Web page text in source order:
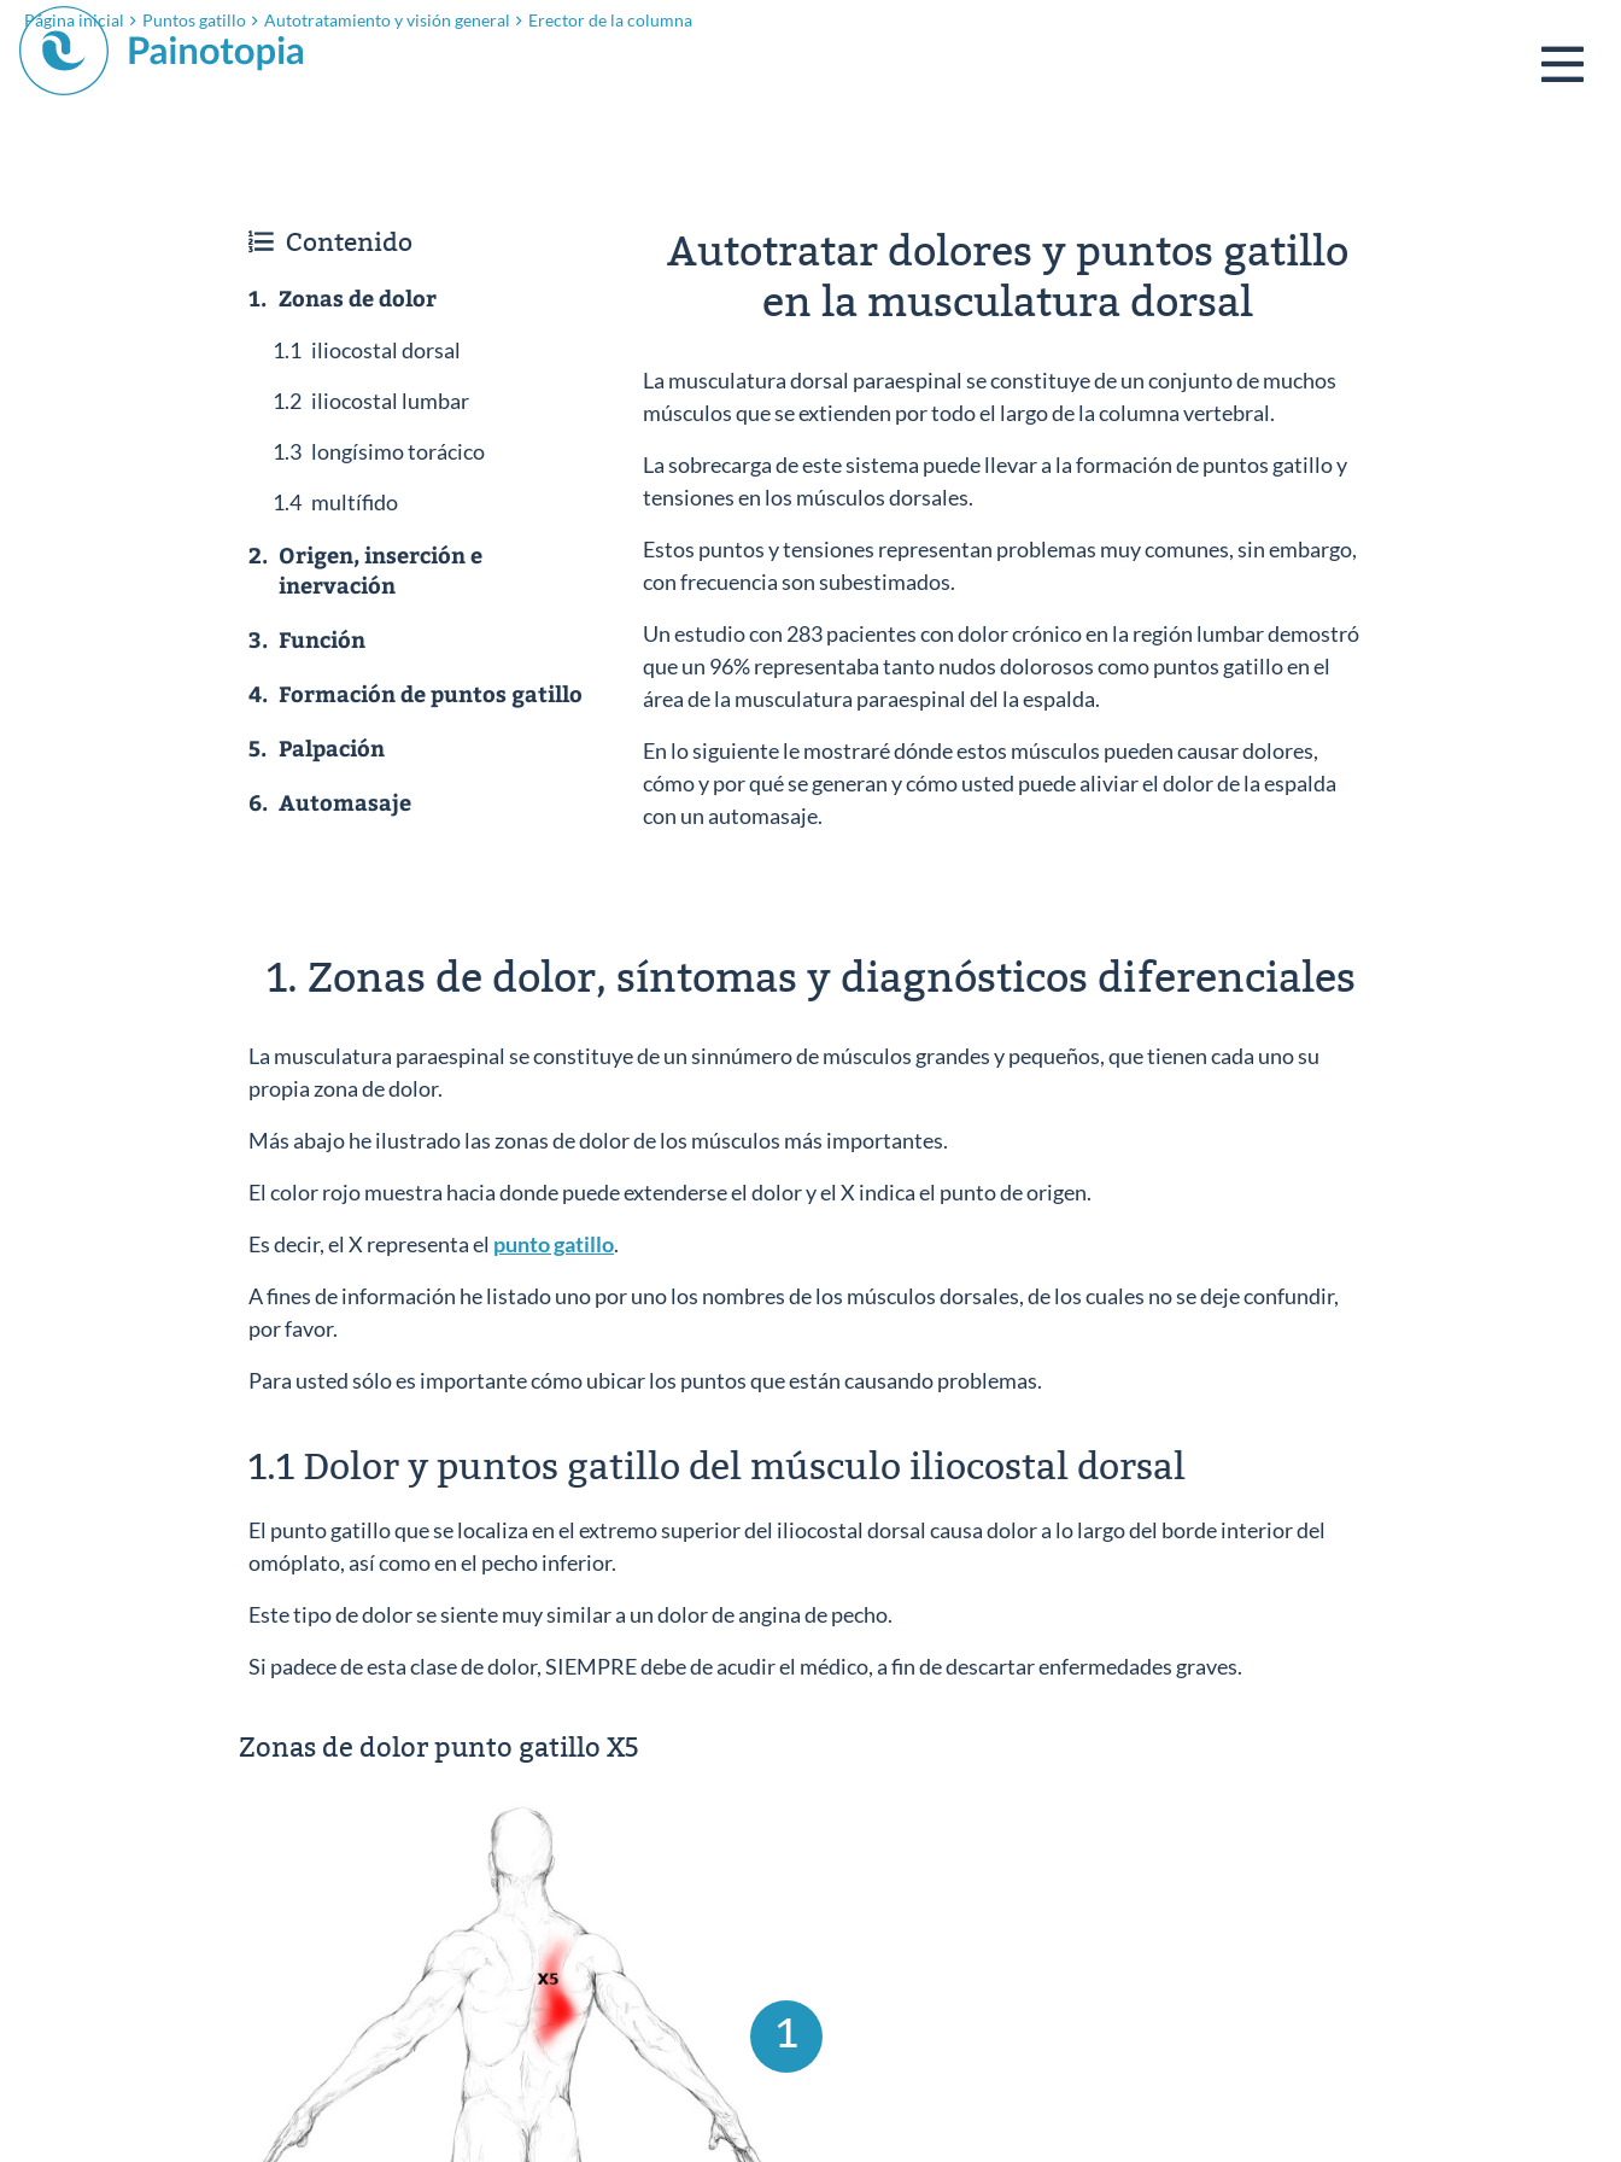
Página inicial Puntos gatillo Autotratamiento y visión general Erector de la columna
Contenido
1. Zonas de dolor
1.1 iliocostal dorsal
1.2 iliocostal lumbar
1.3 longísimo torácico
1.4 multífido
2. Origen, inserción e
inervación
3. Función
4. Formación de puntos gatillo
5. Palpación
6. Automasaje
Autotratar dolores y puntos gatillo
en la musculatura dorsal
La musculatura dorsal paraespinal se constituye de un conjunto de muchos
músculos que se extienden por todo el largo de la columna vertebral.
La sobrecarga de este sistema puede llevar a la formación de puntos gatillo y
tensiones en los músculos dorsales.
Estos puntos y tensiones representan problemas muy comunes, sin embargo,
con frecuencia son subestimados.
Un estudio con 283 pacientes con dolor crónico en la región lumbar demostró
que un 96% representaba tanto nudos dolorosos como puntos gatillo en el
área de la musculatura paraespinal del la espalda.
En lo siguiente le mostraré dónde estos músculos pueden causar dolores,
cómo y por qué se generan y cómo usted puede aliviar el dolor de la espalda
con un automasaje.
1. Zonas de dolor, síntomas y diagnósticos diferenciales
La musculatura paraespinal se constituye de un sinnúmero de músculos grandes y pequeños, que tienen cada uno su
propia zona de dolor.
Más abajo he ilustrado las zonas de dolor de los músculos más importantes.
El color rojo muestra hacia donde puede extenderse el dolor y el X indica el punto de origen.
Es decir, el X representa el punto gatillo.
A fines de información he listado uno por uno los nombres de los músculos dorsales, de los cuales no se deje confundir,
por favor.
Para usted sólo es importante cómo ubicar los puntos que están causando problemas.
1.1 Dolor y puntos gatillo del músculo iliocostal dorsal
El punto gatillo que se localiza en el extremo superior del iliocostal dorsal causa dolor a lo largo del borde interior del
omóplato, así como en el pecho inferior.
Este tipo de dolor se siente muy similar a un dolor de angina de pecho.
Si padece de esta clase de dolor, SIEMPRE debe de acudir el médico, a fin de descartar enfermedades graves.
Zonas de dolor punto gatillo X5
1